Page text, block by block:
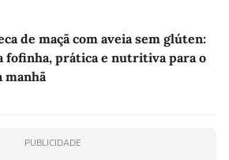
de maçã com aveia sem glúten:
fofinha, prática e nutritiva para o
manhã
PUBLICIDADE